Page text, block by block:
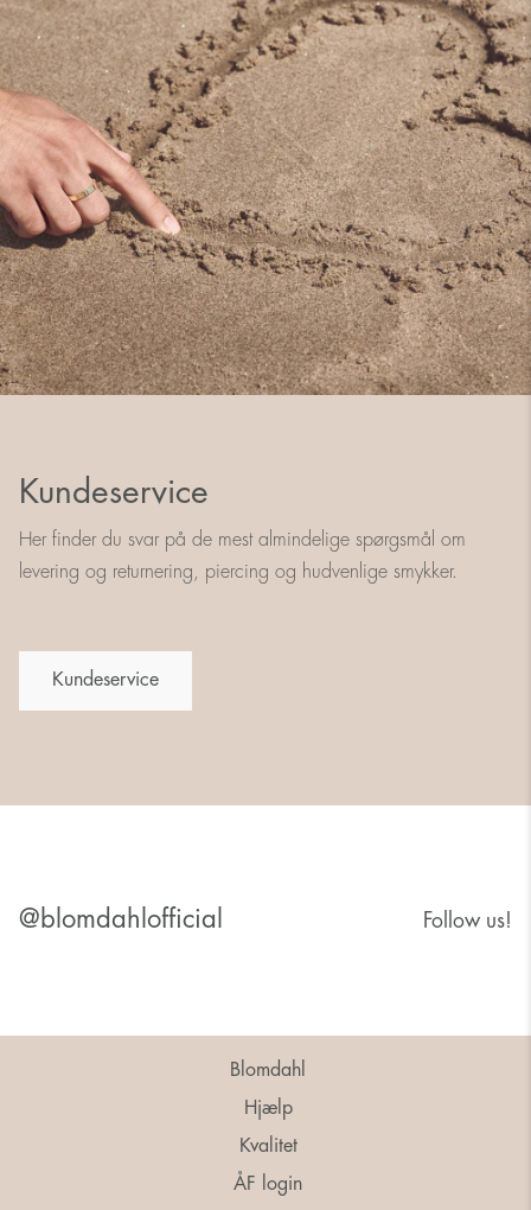
Kundeservice
Her finder du svar på de mest almindelige spørgsmål om
levering og returnering, piercing og hudvenlige smykker.
Kundeservice
@blomdahlofficial Follow us!
Blomdahl
Hjælp
Kvalitet
ÅF login